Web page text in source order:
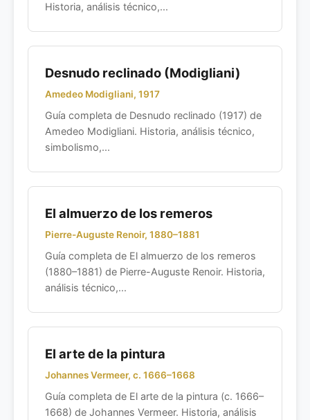
Historia, análisis técnico,...
Desnudo reclinado (Modigliani)
Amedeo Modigliani, 1917
Guía completa de Desnudo reclinado (1917) de
Amedeo Modigliani. Historia, análisis técnico,
simbolismo,...
El almuerzo de los remeros
Pierre-Auguste Renoir, 1880–1881
Guía completa de El almuerzo de los remeros
(1880–1881) de Pierre-Auguste Renoir. Historia,
análisis técnico,...
El arte de la pintura
Johannes Vermeer, c. 1666–1668
Guía completa de El arte de la pintura (c. 1666–
1668) de Johannes Vermeer. Historia, análisis